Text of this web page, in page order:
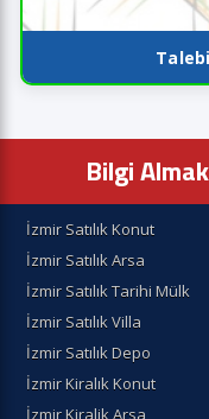
Bilgi
İzmir Satılık Konut
İzmir Satılık Arsa
İzmir Satılık Tarihi Mülk
İzmir Satılık Villa
İzmir Satılık Depo
İzmir Kiralık Konut
İzmir Kiralik Arsa